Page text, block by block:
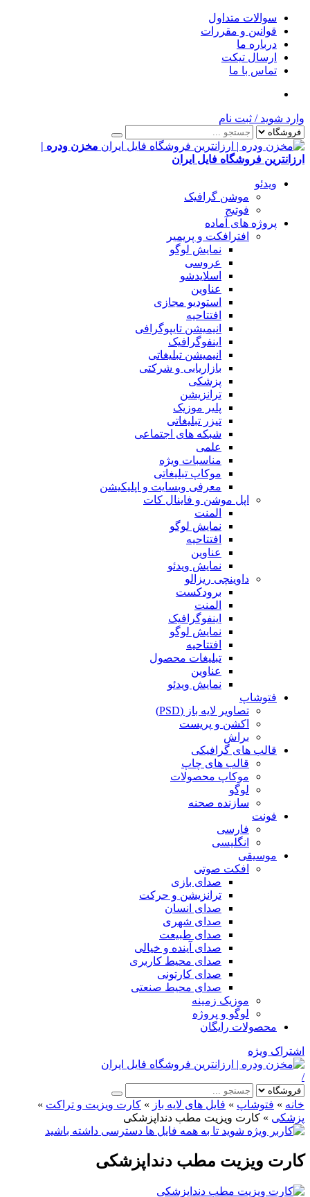
سوالات متداول
قوانین و مقررات
درباره ما
ارسال تیکت
تماس با ما
وارد شوید / ثبت نام
مخزن ودره |
ارزانترین فروشگاه فایل ایران
ویدئو
موشن گرافیک
فوتیج
پروژه های آماده
افترافکت و پریمیر
نمایش لوگو
عروسی
اسلایدشو
عناوین
استودیو مجازی
افتتاحیه
انیمیشن تایپوگرافی
اینفوگرافیک
انیمیشن تبلیغاتی
بازاریابی و شرکتی
پزشکی
ترانزیشن
پلیر موزیک
تیزر تبلیغاتی
شبکه های اجتماعی
علمی
مناسبات ویژه
موکاپ تبلیغاتی
معرفی وبسایت و اپلیکیشن
اپل موشن و فاینال کات
المنت
نمایش لوگو
افتتاحیه
عناوین
نمایش ویدئو
داوینچی ریزالو
برودکست
المنت
اینفوگرافیک
نمایش لوگو
افتتاحیه
تبلیغات محصول
عناوین
نمایش ویدئو
فتوشاپ
تصاویر لایه باز (PSD)
اکشن و پریست
براش
قالب های گرافیکی
قالب های چاپ
موکاپ محصولات
لوگو
سازنده صحنه
فونت
فارسی
انگلیسی
موسیقی
افکت صوتی
صدای بازی
ترانزیشن و حرکت
صدای انسان
صدای شهری
صدای طبیعت
صدای آینده و خیالی
صدای محیط کاربری
صدای کارتونی
صدای محیط صنعتی
موزیک زمینه
لوگو و پروژه
محصولات رایگان
اشتراک ویژه
/
خانه » فتوشاپ » فایل های لایه باز » کارت ویزیت و تراکت »
پزشکی » کارت ویزیت مطب دنداپزشکی
کارت ویزیت مطب دنداپزشکی